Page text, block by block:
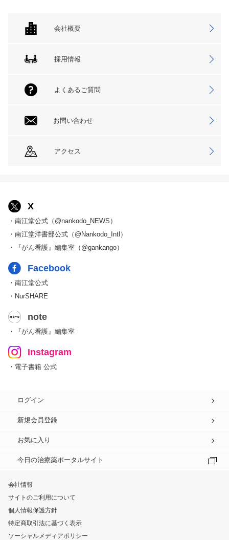
会社概要
採用情報
よくあるご質問
お問い合わせ
アクセス
X
・南江堂公式（@nankodo_NEWS）
・南江堂洋書部公式（@Nankodo_Intl）
・『がん看護』編集室（@gankango）
Facebook
・南江堂公式
・NurSHARE
note
・『がん看護』編集室
Instagram
・電子書籍 公式
ログイン
新規会員登録
お気に入り
今日の治療薬ポータルサイト
会社情報
サイトのご利用について
個人情報保護方針
特定商取引法に基づく表示
ソーシャルメディアポリシー